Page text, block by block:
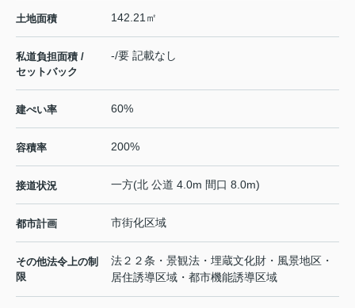
土地面積 142.21㎡
私道負担面積 /
セットバック
-/要 記載なし
建ぺい率 60%
容積率 200%
接道状況 一方(北 公道 4.0m 間口 8.0m)
都市計画 市街化区域
その他法令上の制
限
法２２条・景観法・埋蔵文化財・風景地区・
居住誘導区域・都市機能誘導区域